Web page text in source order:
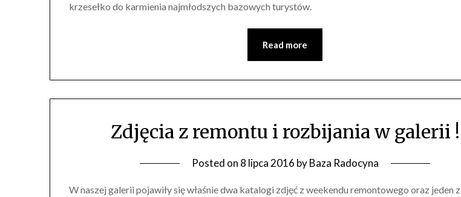
krzesełko do karmienia najmłodszych bazowych turystów.
Read more
Zdjęcia z remontu i rozbijania w galerii !
Posted on 8 lipca 2016 byBaza Radocyna
W naszej galerii pojawiły się właśnie dwa katalogi zdjęć z weekendu remontowego oraz jeden z